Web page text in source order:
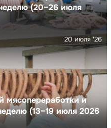
(20–26 июля
мясопереработки и
(13–19 июля 2026
20 июля '26